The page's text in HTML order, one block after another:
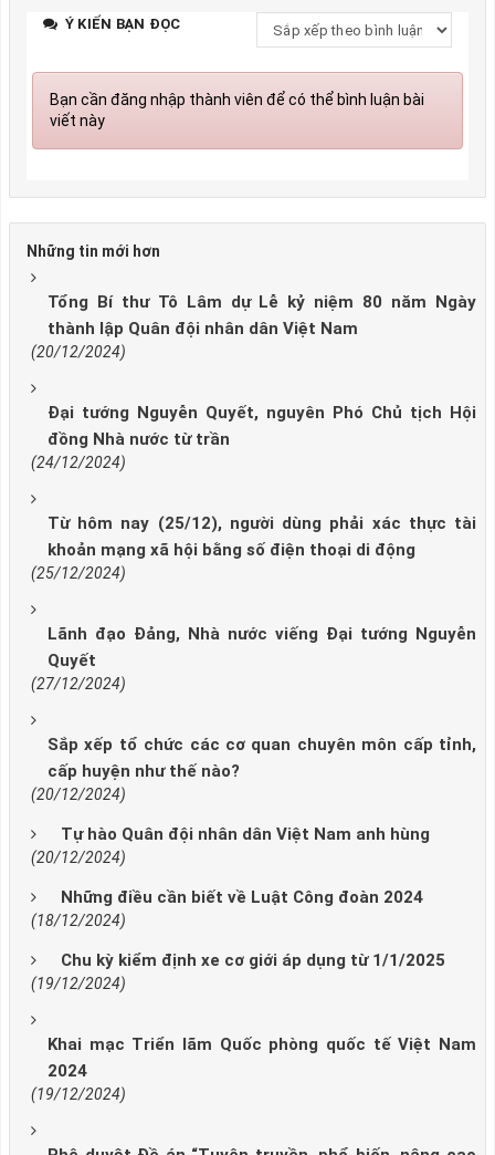
Ý KIẾN BẠN ĐỌC
Bạn cần đăng nhập thành viên để có thể bình luận bài
viết này
Những tin mới hơn
Tổng Bí thư Tô Lâm dự Lễ kỷ niệm 80 năm Ngày
thành lập Quân đội nhân dân Việt Nam
(20/12/2024)
Đại tướng Nguyễn Quyết, nguyên Phó Chủ tịch Hội
đồng Nhà nước từ trần
(24/12/2024)
Từ hôm nay (25/12), người dùng phải xác thực tài
khoản mạng xã hội bằng số điện thoại di động
(25/12/2024)
Lãnh đạo Đảng, Nhà nước viếng Đại tướng Nguyễn
Quyết
(27/12/2024)
Sắp xếp tổ chức các cơ quan chuyên môn cấp tỉnh,
cấp huyện như thế nào?
(20/12/2024)
Tự hào Quân đội nhân dân Việt Nam anh hùng
(20/12/2024)
Những điều cần biết về Luật Công đoàn 2024
(18/12/2024)
Chu kỳ kiểm định xe cơ giới áp dụng từ 1/1/2025
(19/12/2024)
Khai mạc Triển lãm Quốc phòng quốc tế Việt Nam
2024
(19/12/2024)